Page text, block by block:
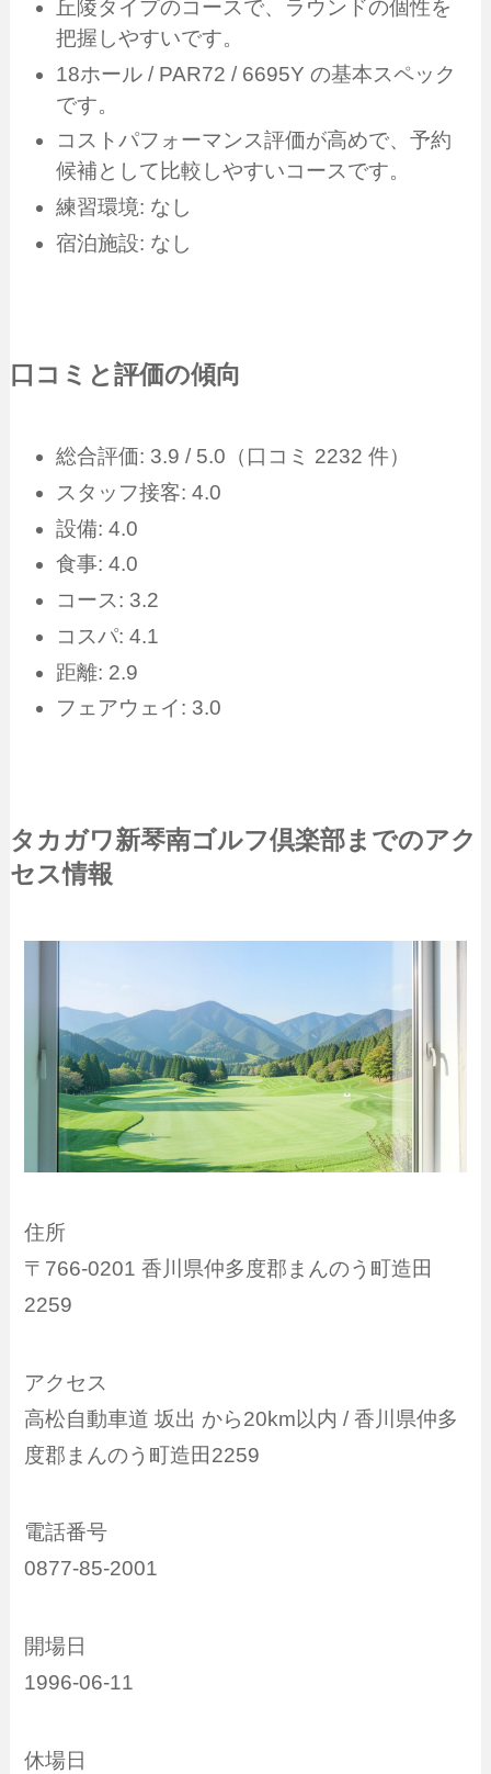
丘陵タイプのコースで、ラウンドの個性を
把握しやすいです。
18ホール / PAR72 / 6695Y の基本スペック
です。
コストパフォーマンス評価が高めで、予約
候補として比較しやすいコースです。
練習環境: なし
宿泊施設: なし
口コミと評価の傾向
総合評価: 3.9 / 5.0（口コミ 2232 件）
スタッフ接客: 4.0
設備: 4.0
食事: 4.0
コース: 3.2
コスパ: 4.1
距離: 2.9
フェアウェイ: 3.0
タカガワ新琴南ゴルフ倶楽部までのアク
セス情報
住所
〒766-0201 香川県仲多度郡まんのう町造田
2259
アクセス
高松自動車道 坂出 から20km以内 / 香川県仲多
度郡まんのう町造田2259
電話番号
0877-85-2001
開場日
1996-06-11
休場日